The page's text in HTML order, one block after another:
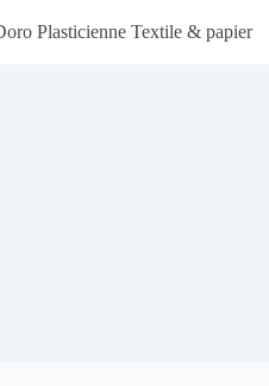
Plasticienne Textile & papier